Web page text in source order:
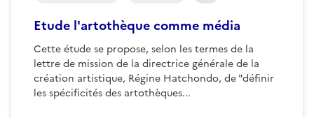
Etude l'artothèque comme média
Cette étude se propose, selon les termes de la
lettre de mission de la directrice générale de la
création artistique, Régine Hatchondo, de "définir
les spécificités des artothèques...